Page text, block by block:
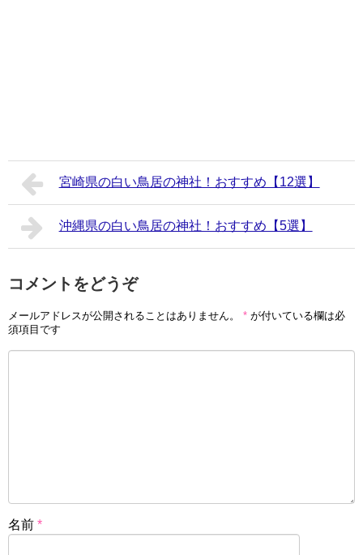
宮崎県の白い鳥居の神社！おすすめ【12選】
沖縄県の白い鳥居の神社！おすすめ【5選】
コメントをどうぞ
メールアドレスが公開されることはありません。 * が付いている欄は必
須項目です
名前 *